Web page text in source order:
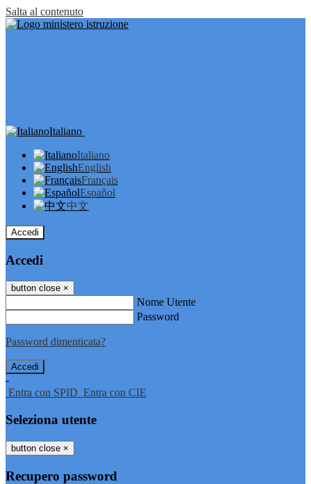
Salta al contenuto
Italiano
Italiano
English
Français
Español
中文
Accedi
Accedi
button close ×
Nome Utente
Password
Password dimenticata?
-
Entra con SPID Entra con CIE
Seleziona utente
button close ×
Recupero password